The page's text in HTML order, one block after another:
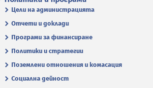
Цели на администрацията
Отчети и доклади
Програми за финансиране
Политики и стратегии
Поземлени отношения и комасация
Социална дейност